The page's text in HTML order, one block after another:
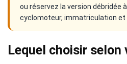
ou réservez la version débridée
cyclomoteur, immatriculation et
Lequel choisir selon